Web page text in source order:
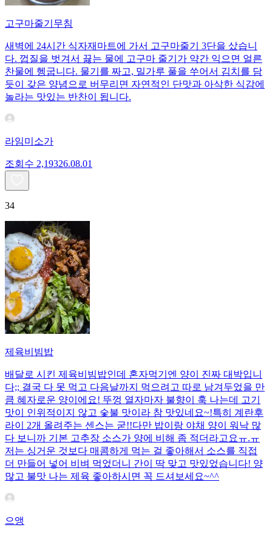
고구마줄기무침
새벽에 24시간 식자재마트에 가서 고구마줄기 3단을 샀습니
다. 껍질을 벗겨서 끓는 물에 고구마 줄기가 약간 익으면 얼른
찬물에 헹굽니다. 물기를 짜고, 밀가루 풀을 쑤어서 김치를 담
듯이 갖은 양념으로 버무리면 자연적인 단맛과 아삭한 식감에
놀라는 맛있는 반찬이 됩니다.
라임미소가
조회수 2,19326.08.01
34
제육비빔밥
배달로 시킨 제육비빔밥인데 혼자먹기엔 양이 진짜 대박입니
다;; 결국 다 못 먹고 다음날까지 먹으려고 따로 남겨두었을 만
큼 혜자로운 양이에요! 뚜껑 열자마자 불향이 훅 나는데 고기
맛이 인위적이지 않고 숯불 맛이라 참 맛있네요~!특히 계란후
라이 2개 올려주는 센스는 굳!! ​다만 밥이랑 야채 양이 워낙 많
다 보니까 기본 고추장 소스가 양에 비해 좀 적더라고요ㅠ.ㅠ
저는 싱거운 것보다 매콤하게 먹는 걸 좋아해서 소스를 직접
더 만들어 넣어 비벼 먹었더니 간이 딱 맞고 맛있었습니다! 양
많고 불맛 나는 제육 좋아하시면 꼭 드셔보세요~^^
으앵